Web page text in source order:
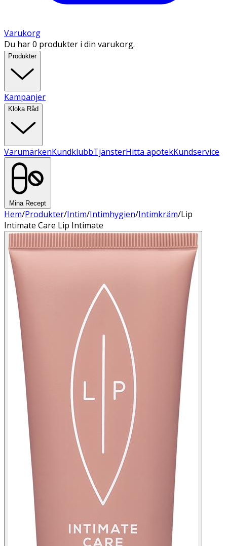
Varukorg
Du har 0 produkter i din varukorg.
Produkter
Kampanjer
Kloka Råd
VarumärkenKundklubbTjänsterHitta apotekKundservice
Mina Recept
Hem/Produkter/Intim/Intimhygien/Intimkräm/Lip
Intimate Care Lip Intimate